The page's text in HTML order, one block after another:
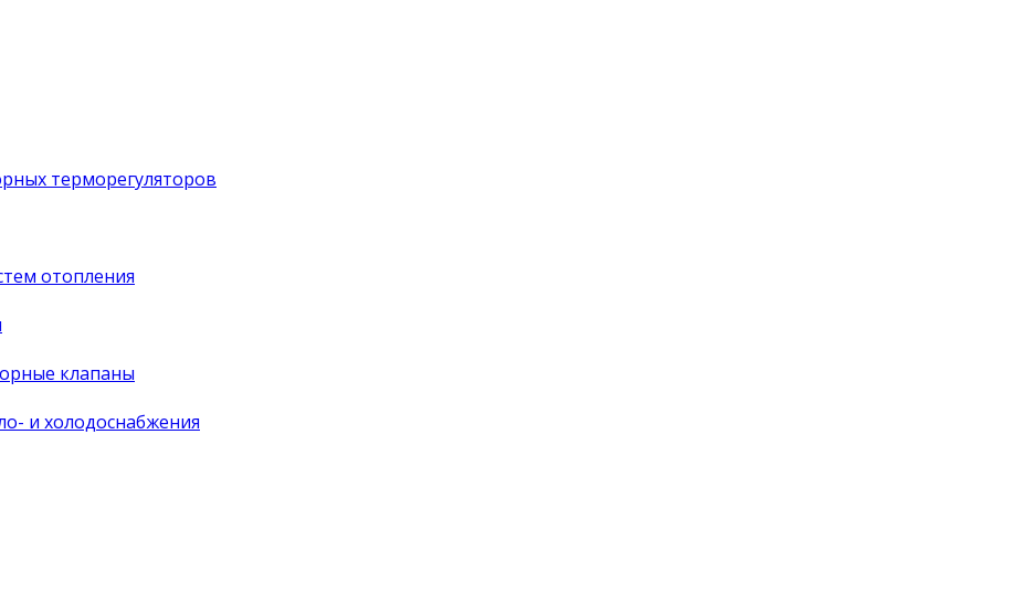
терморегуляторов
отопления
клапаны
и холодоснабжения